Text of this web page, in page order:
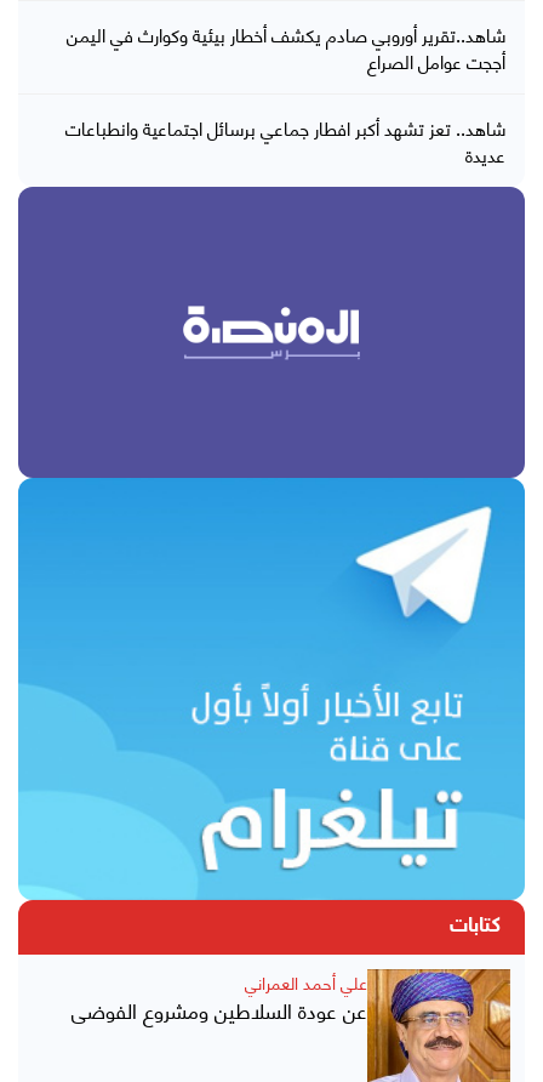
شاهد..تقرير أوروبي صادم يكشف أخطار بيئية وكوارث في اليمن
أججت عوامل الصراع
شاهد.. تعز تشهد أكبر افطار جماعي برسائل اجتماعية وانطباعات
عديدة
كتابات
علي أحمد العمراني
عن عودة السلاطين ومشروع الفوضى